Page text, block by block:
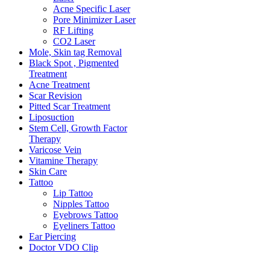
Acne Specific Laser
Pore Minimizer Laser
RF Lifting
CO2 Laser
Mole, Skin tag Removal
Black Spot , Pigmented
Treatment
Acne Treatment
Scar Revision
Pitted Scar Treatment
Liposuction
Stem Cell, Growth Factor
Therapy
Varicose Vein
Vitamine Therapy
Skin Care
Tattoo
Lip Tattoo
Nipples Tattoo
Eyebrows Tattoo
Eyeliners Tattoo
Ear Piercing
Doctor VDO Clip